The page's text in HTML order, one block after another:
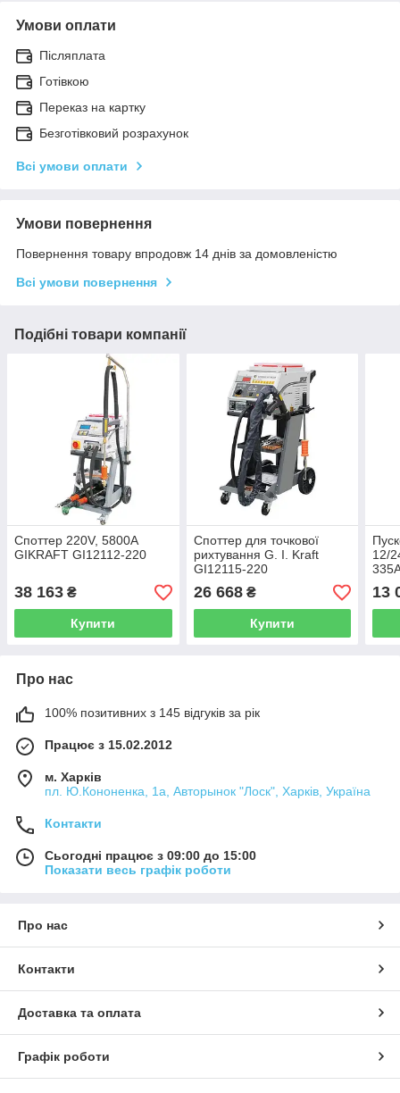
Умови оплати
Післяплата
Готівкою
Переказ на картку
Безготівковий розрахунок
Всі умови оплати
Умови повернення
Повернення товару впродовж 14 днів за домовленістю
Всі умови повернення
Подібні товари компанії
Споттер 220V, 5800A
GIKRAFT GI12112-220
38 163 ₴
Купити
Споттер для точкової
рихтування G. I. Kraft
GI12115-220
26 668₴
Купити
12/
13
Про нас
100% позитивних з 145 відгуків за рік
Працює з 15.02.2012
м. Харків
пл. Ю.Кононенка, 1а, Авторынок "Лоск", Харків, Україна
Контакти
Сьогодні працює з 09:00 до 15:00
Показати весь графік роботи
Про нас
Контакти
Доставка та оплата
Графік роботи